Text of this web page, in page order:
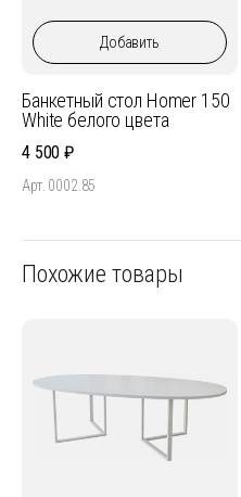
Добавить
Банкетный стол Homer 150
White белого цвета
4 500
Арт. 0002.85
Похожие товары